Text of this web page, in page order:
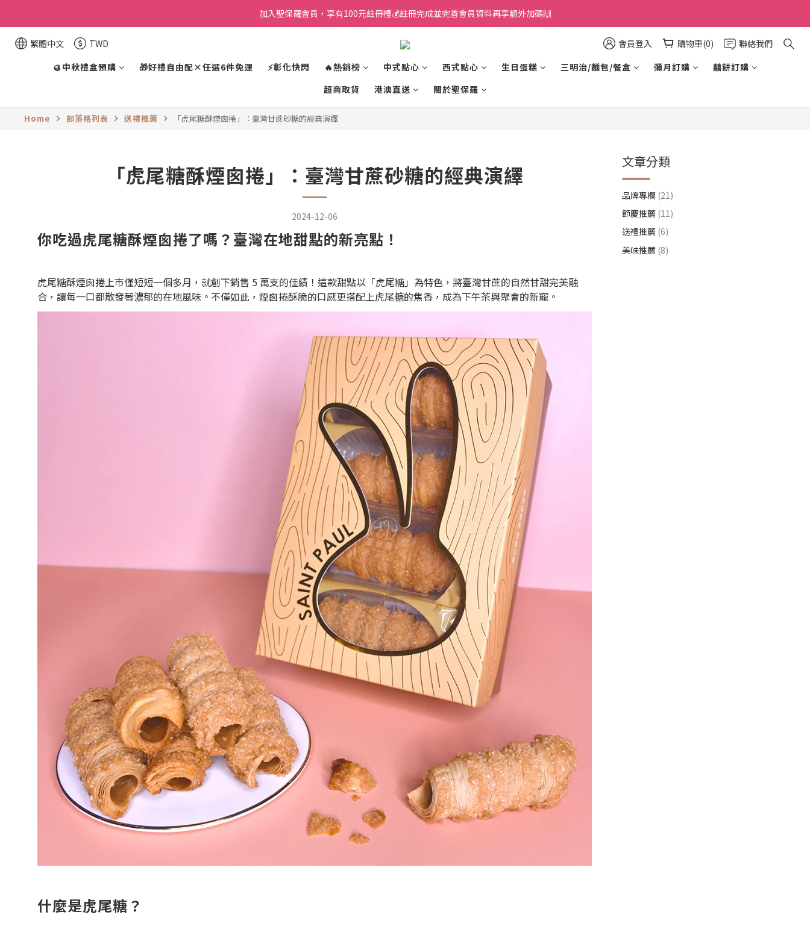
加入聖保羅會員，享有100元註冊禮💰註冊完成並完善會員資料再享額外加碼🙌
繁體中文 TWD 會員登入 購物車(0)
聯絡我們
🥮中秋禮盒預購
🎁好禮自由配×任選6件免運 ⚡彰化快閃 🔥熱銷榜 中式點心 西式點心 生日蛋糕 三明治/麵包/餐盒 彌月訂購
囍餅訂購
超商取貨
港澳直送 關於聖保羅
Home 部落格列表 送禮推薦 「虎尾糖酥煙囪捲」：臺灣甘蔗砂糖的經典演繹
「虎尾糖酥煙囪捲」：臺灣甘蔗砂糖的經典演繹
2024-12-06
你吃過虎尾糖酥煙囪捲了嗎？臺灣在地甜點的新亮點！
虎尾糖酥煙囪捲上市僅短短一個多月，就創下銷售 5 萬支的佳績！這款甜點以「虎尾糖」為特色，將臺灣甘蔗的自然甘甜完美融
合，讓每一口都散發著濃郁的在地風味。不僅如此，煙囪捲酥脆的口感更搭配上虎尾糖的焦香，成為下午茶與聚會的新寵。
什麼是虎尾糖？
文章分類
品牌專欄 (21)
節慶推薦 (11)
送禮推薦 (6)
美味推薦 (8)